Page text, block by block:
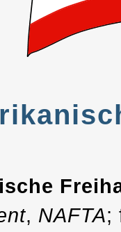
, NAFTA;